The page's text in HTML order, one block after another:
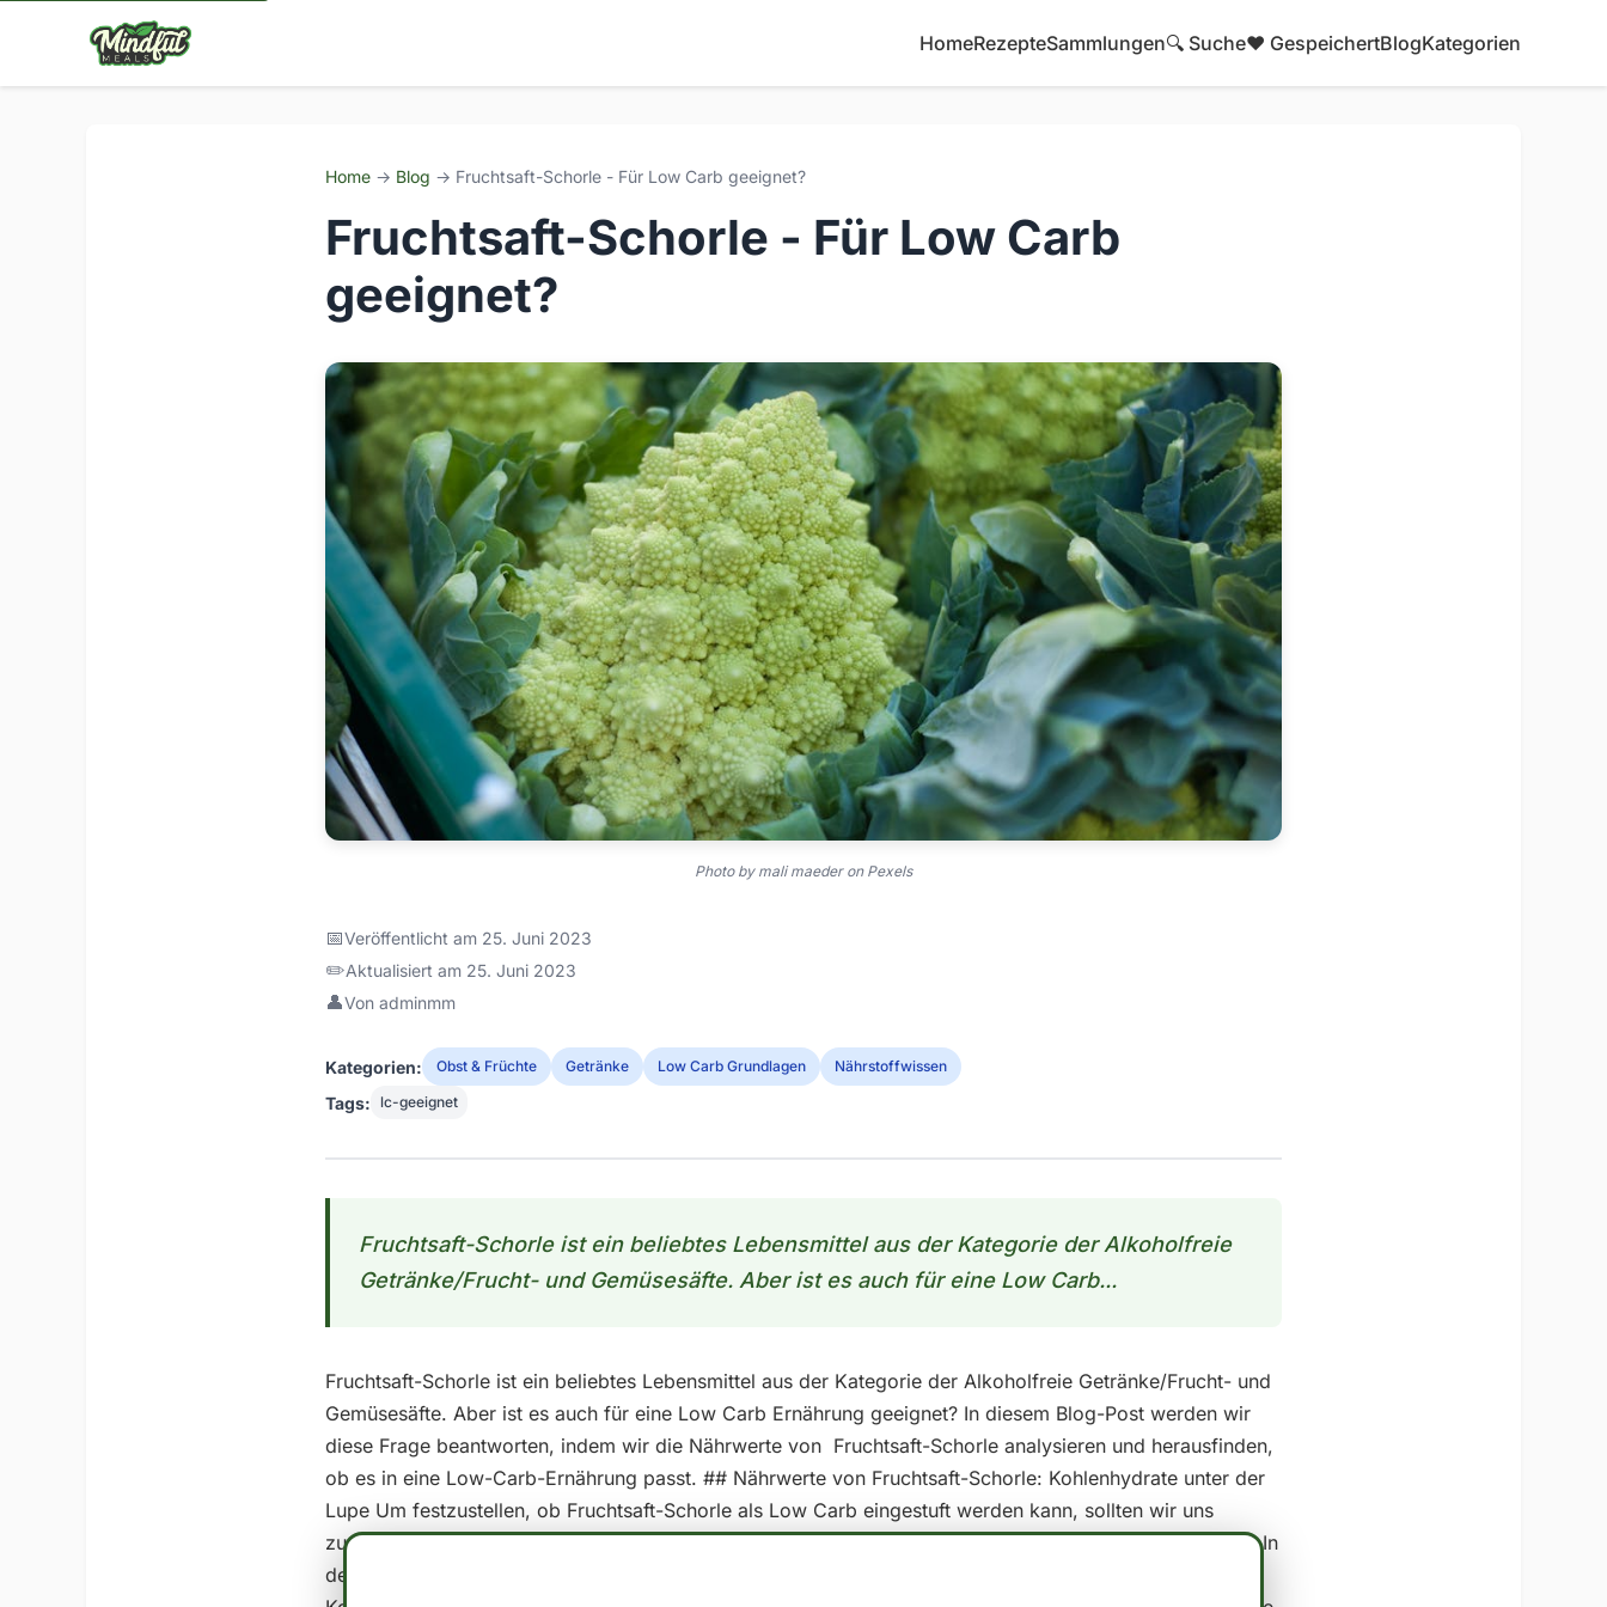
HomeRezepteSammlungen🔍 Suche❤️ GespeichertBlogKategorien
Home → Blog → Fruchtsaft-Schorle - Für Low Carb geeignet?
Fruchtsaft-Schorle - Für Low Carb
geeignet?
Photo by mali maeder on Pexels
📅Veröffentlicht am 25. Juni 2023
✏️Aktualisiert am 25. Juni 2023
👤Von adminmm
Kategorien: Obst & Früchte Getränke Low Carb Grundlagen Nährstoffwissen
Tags: lc-geeignet
Fruchtsaft-Schorle ist ein beliebtes Lebensmittel aus der Kategorie der Alkoholfreie
Getränke/Frucht- und Gemüsesäfte. Aber ist es auch für eine Low Carb...
Fruchtsaft-Schorle ist ein beliebtes Lebensmittel aus der Kategorie der Alkoholfreie Getränke/Frucht- und
Gemüsesäfte. Aber ist es auch für eine Low Carb Ernährung geeignet? In diesem Blog-Post werden wir
diese Frage beantworten, indem wir die Nährwerte von Fruchtsaft-Schorle analysieren und herausfinden,
ob es in eine Low-Carb-Ernährung passt. ## Nährwerte von Fruchtsaft-Schorle: Kohlenhydrate unter der
Lupe Um festzustellen, ob Fruchtsaft-Schorle als Low Carb eingestuft werden kann, sollten wir uns
zunächst die Nährwerte pro 100 ml ansehen: - Kalorien: 31 - Fett: 0.1 - Kohlenhydrate: 7.4 - Protein: 0.2 In
der Regel wird ein Lebensmittel als Low Carb betrachtet, wenn es einen geringen Anteil an